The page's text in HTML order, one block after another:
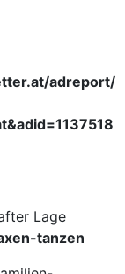
adreport/
Lage
tanzen